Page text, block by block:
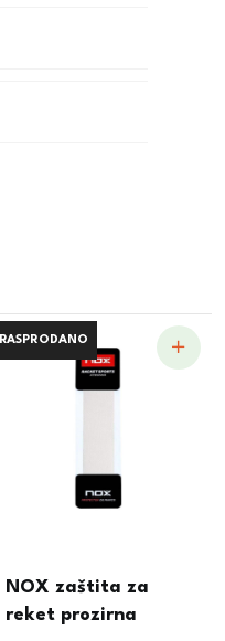
RASPRODANO
RASPRODANO
NOX zaštita za
reket prozirna